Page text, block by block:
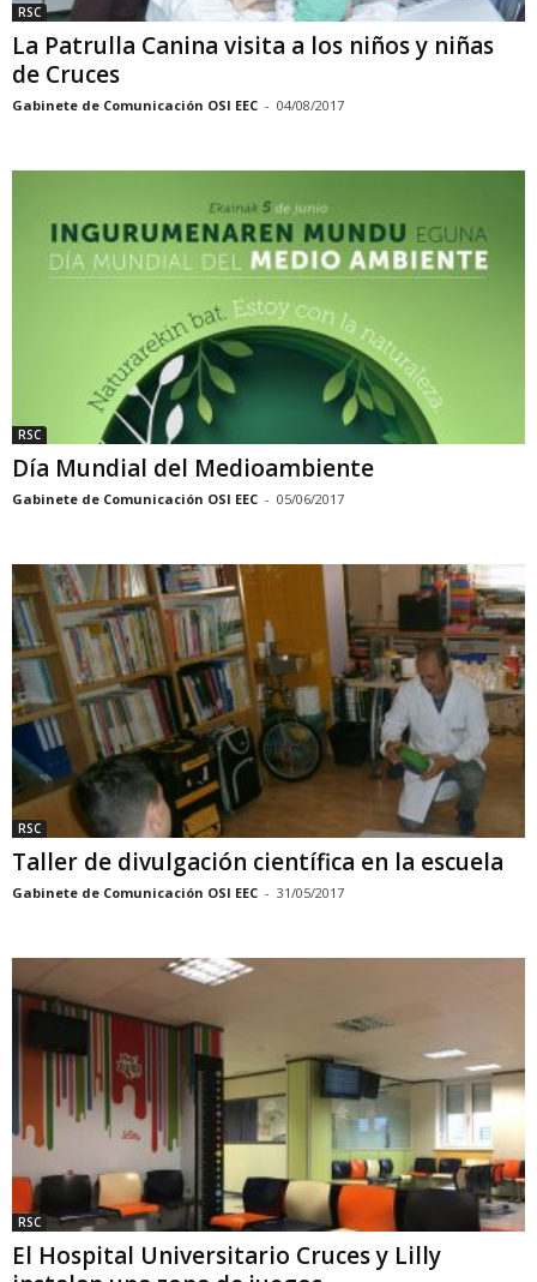
RSC
La Patrulla Canina visita a los niños y niñas
de Cruces
Gabinete de Comunicación OSI EEC - 04/08/2017
RSC
Día Mundial del Medioambiente
Gabinete de Comunicación OSI EEC - 05/06/2017
RSC
Taller de divulgación científica en la escuela
Gabinete de Comunicación OSI EEC - 31/05/2017
RSC
El Hospital Universitario Cruces y Lilly